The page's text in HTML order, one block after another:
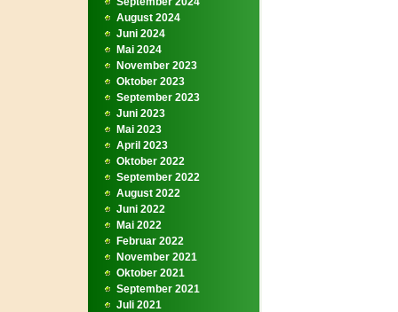
August 2024
Juni 2024
Mai 2024
November 2023
Oktober 2023
September 2023
Juni 2023
Mai 2023
April 2023
Oktober 2022
September 2022
August 2022
Juni 2022
Mai 2022
Februar 2022
November 2021
Oktober 2021
September 2021
Juli 2021